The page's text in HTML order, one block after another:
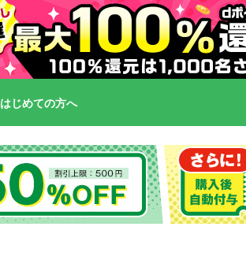
はじめての方へ